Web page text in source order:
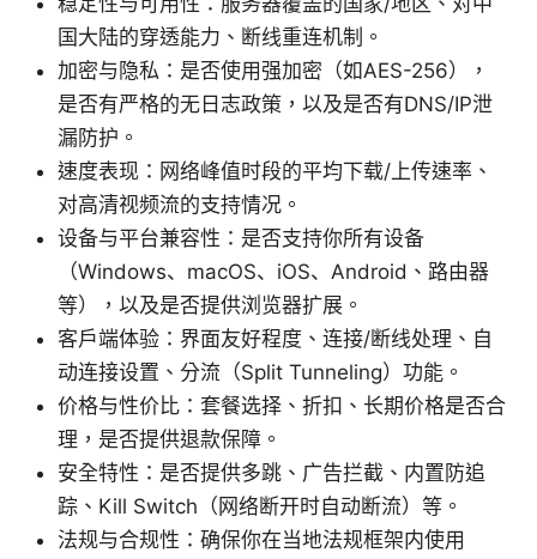
国大陆的穿透能力、断线重连机制。
加密与隐私：是否使用强加密（如AES-256），
是否有严格的无日志政策，以及是否有DNS/IP泄
漏防护。
速度表现：网络峰值时段的平均下载/上传速率、
对高清视频流的支持情况。
设备与平台兼容性：是否支持你所有设备
（Windows、macOS、iOS、Android、路由器
等），以及是否提供浏览器扩展。
客户端体验：界面友好程度、连接/断线处理、自
动连接设置、分流（Split Tunneling）功能。
价格与性价比：套餐选择、折扣、长期价格是否合
理，是否提供退款保障。
安全特性：是否提供多跳、广告拦截、内置防追
踪、Kill Switch（网络断开时自动断流）等。
法规与合规性：确保你在当地法规框架内使用